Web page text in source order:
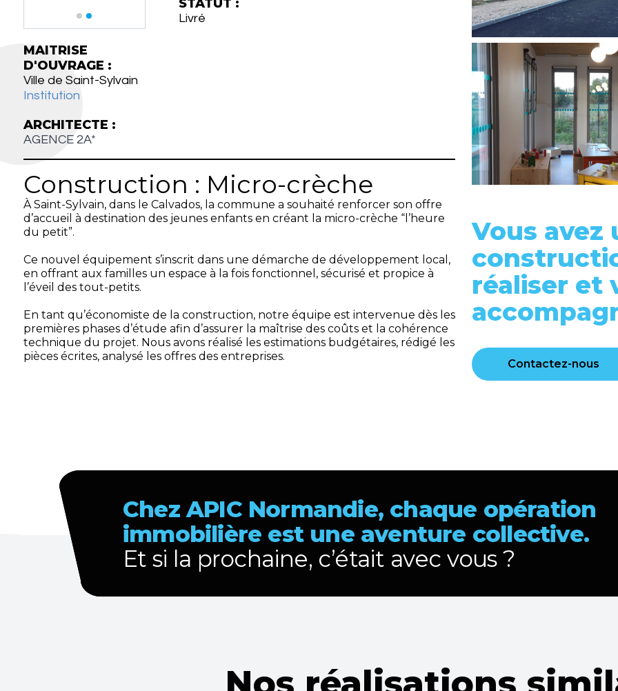
MAITRISE
D'OUVRAGE :
Ville de Saint-Sylvain
Institution
ARCHITECTE :
AGENCE 2A*
STATUT :
Livré
Construction : Micro-crèche
À Saint-Sylvain, dans le Calvados, la commune a souhaité renforcer son offre
d’accueil à destination des jeunes enfants en créant la micro-crèche “l’heure
du petit”.
Ce nouvel équipement s’inscrit dans une démarche de développement local,
en offrant aux familles un espace à la fois fonctionnel, sécurisé et propice à
l’éveil des tout-petits.
En tant qu’économiste de la construction, notre équipe est intervenue dès les
premières phases d’étude afin d’assurer la maîtrise des coûts et la cohérence
technique du projet. Nous avons réalisé les estimations budgétaires, rédigé les
pièces écrites, analysé les offres des entreprises.
Vous avez
réaliser et
Contactez-nous
Chez APIC Normandie, chaque opération
immobilière est une aventure collective.
Et si la prochaine, c’était avec vous ?